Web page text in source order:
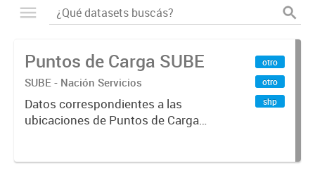
Puntos de Carga SUBE
SUBE - Nación Servicios
Datos correspondientes a las
ubicaciones de Puntos de Carga
otro
otro
shp